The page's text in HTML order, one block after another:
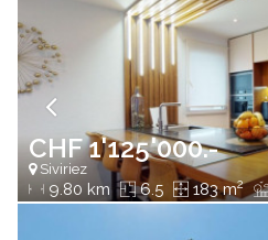
CHF 1'125'000.-
Siviriez
9.80 km 6.5 183 m2